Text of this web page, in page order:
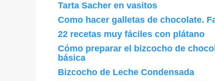
Tarta Sacher en vasitos
Como hacer galletas de chocolate.
22 recetas muy fáciles con plátano
Cómo preparar el bizcocho de
básica
Bizcocho de Leche Condensada